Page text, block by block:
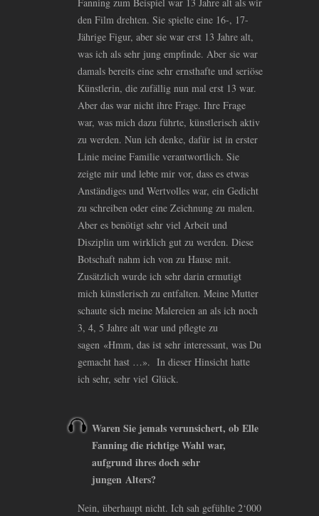
den Film drehten. Sie spielte eine 16-, 17-
Jährige Figur, aber sie war erst 13 Jahre alt,
was ich als sehr jung empfinde. Aber sie war
damals bereits eine sehr ernsthafte und seriöse
Künstlerin, die zufällig nun mal erst 13 war.
Aber das war nicht ihre Frage. Ihre Frage
war, was mich dazu führte, künstlerisch aktiv
zu werden. Nun ich denke, dafür ist in erster
Linie meine Familie verantwortlich. Sie
zeigte mir und lebte mir vor, dass es etwas
Anständiges und Wertvolles war, ein Gedicht
zu schreiben oder eine Zeichnung zu malen.
Aber es benötigt sehr viel Arbeit und
Disziplin um wirklich gut zu werden. Diese
Botschaft nahm ich von zu Hause mit.
Zusätzlich wurde ich sehr darin ermutigt
mich künstlerisch zu entfalten. Meine Mutter
schaute sich meine Malereien an als ich noch
3, 4, 5 Jahre alt war und pflegte zu
sagen «Hmm, das ist sehr interessant, was Du
gemacht hast …». In dieser Hinsicht hatte
ich sehr, sehr viel Glück.
Waren Sie jemals verunsichert, ob Elle
Fanning die richtige Wahl war,
aufgrund ihres doch sehr
jungen Alters?
Nein, überhaupt nicht. Ich sah gefühlte 2‘000